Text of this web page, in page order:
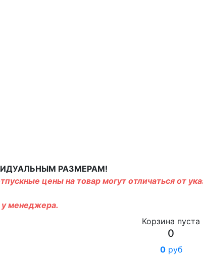
РАЗМЕРАМ!
цены на товар могут отличаться от
у менеджера.
Корзина пуста
0
0руб